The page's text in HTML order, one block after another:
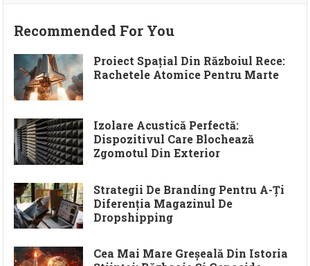
Recommended For You
Proiect Spațial Din Războiul Rece:
Rachetele Atomice Pentru Marte
Izolare Acustică Perfectă:
Dispozitivul Care Blochează
Zgomotul Din Exterior
Strategii De Branding Pentru A-Ți
Diferenția Magazinul De
Dropshipping
Cea Mai Mare Greșeală Din Istoria